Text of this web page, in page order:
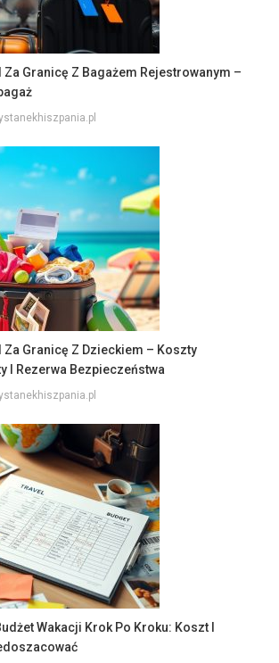
Granicę Z Bagażem Rejestrowanym –
Za Granicę Z Dzieckiem – Koszty
I Rezerwa Bezpieczeństwa
Wakacji Krok Po Kroku: Koszt I